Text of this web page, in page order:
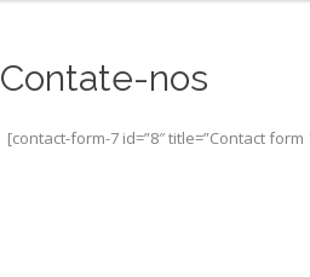
Contate-nos
[contact-form-7 id=”8″ title=”Contact form